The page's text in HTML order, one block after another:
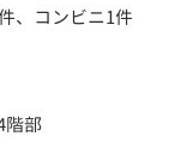
、コンビニ1件
階部